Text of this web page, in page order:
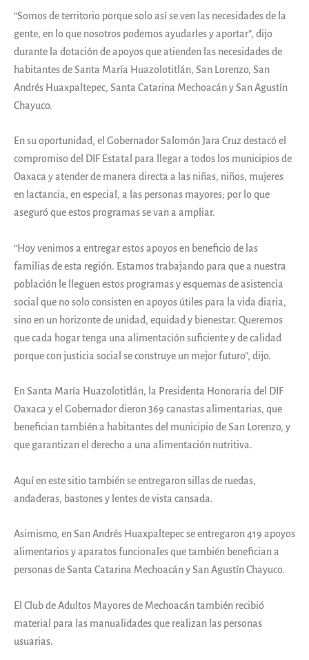
“Somos de territorio porque solo así se ven las necesidades de la
gente, en lo que nosotros podemos ayudarles y aportar”, dijo
durante la dotación de apoyos que atienden las necesidades de
habitantes de Santa María Huazolotitlán, San Lorenzo, San
Andrés Huaxpaltepec, Santa Catarina Mechoacán y San Agustín
Chayuco.
En su oportunidad, el Gobernador Salomón Jara Cruz destacó el
compromiso del DIF Estatal para llegar a todos los municipios de
Oaxaca y atender de manera directa a las niñas, niños, mujeres
en lactancia, en especial, a las personas mayores; por lo que
aseguró que estos programas se van a ampliar.
“Hoy venimos a entregar estos apoyos en beneficio de las
familias de esta región. Estamos trabajando para que a nuestra
población le lleguen estos programas y esquemas de asistencia
social que no solo consisten en apoyos útiles para la vida diaria,
sino en un horizonte de unidad, equidad y bienestar. Queremos
que cada hogar tenga una alimentación suficiente y de calidad
porque con justicia social se construye un mejor futuro”, dijo.
En Santa María Huazolotitlán, la Presidenta Honoraria del DIF
Oaxaca y el Gobernador dieron 369 canastas alimentarias, que
benefician también a habitantes del municipio de San Lorenzo, y
que garantizan el derecho a una alimentación nutritiva.
Aquí en este sitio también se entregaron sillas de ruedas,
andaderas, bastones y lentes de vista cansada.
Asimismo, en San Andrés Huaxpaltepec se entregaron 419 apoyos
alimentarios y aparatos funcionales que también benefician a
personas de Santa Catarina Mechoacán y San Agustín Chayuco.
El Club de Adultos Mayores de Mechoacán también recibió
material para las manualidades que realizan las personas
usuarias.